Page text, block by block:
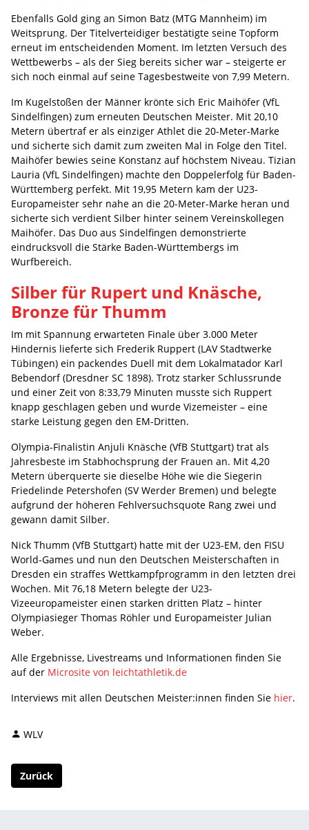
Ebenfalls Gold ging an Simon Batz (MTG Mannheim) im
Weitsprung. Der Titelverteidiger bestätigte seine Topform
erneut im entscheidenden Moment. Im letzten Versuch des
Wettbewerbs – als der Sieg bereits sicher war – steigerte er
sich noch einmal auf seine Tagesbestweite von 7,99 Metern.
Im Kugelstoßen der Männer krönte sich Eric Maihöfer (VfL
Sindelfingen) zum erneuten Deutschen Meister. Mit 20,10
Metern übertraf er als einziger Athlet die 20-Meter-Marke
und sicherte sich damit zum zweiten Mal in Folge den Titel.
Maihöfer bewies seine Konstanz auf höchstem Niveau. Tizian
Lauria (VfL Sindelfingen) machte den Doppelerfolg für Baden-
Württemberg perfekt. Mit 19,95 Metern kam der U23-
Europameister sehr nahe an die 20-Meter-Marke heran und
sicherte sich verdient Silber hinter seinem Vereinskollegen
Maihöfer. Das Duo aus Sindelfingen demonstrierte
eindrucksvoll die Stärke Baden-Württembergs im
Wurfbereich.
Silber für Rupert und Knäsche,
Bronze für Thumm
Im mit Spannung erwarteten Finale über 3.000 Meter
Hindernis lieferte sich Frederik Ruppert (LAV Stadtwerke
Tübingen) ein packendes Duell mit dem Lokalmatador Karl
Bebendorf (Dresdner SC 1898). Trotz starker Schlussrunde
und einer Zeit von 8:33,79 Minuten musste sich Ruppert
knapp geschlagen geben und wurde Vizemeister – eine
starke Leistung gegen den EM-Dritten.
Olympia-Finalistin Anjuli Knäsche (VfB Stuttgart) trat als
Jahresbeste im Stabhochsprung der Frauen an. Mit 4,20
Metern überquerte sie dieselbe Höhe wie die Siegerin
Friedelinde Petershofen (SV Werder Bremen) und belegte
aufgrund der höheren Fehlversuchsquote Rang zwei und
gewann damit Silber.
Nick Thumm (VfB Stuttgart) hatte mit der U23-EM, den FISU
World-Games und nun den Deutschen Meisterschaften in
Dresden ein straffes Wettkampfprogramm in den letzten drei
Wochen. Mit 76,18 Metern belegte der U23-
Vizeeuropameister einen starken dritten Platz – hinter
Olympiasieger Thomas Röhler und Europameister Julian
Weber.
Alle Ergebnisse, Livestreams und Informationen finden Sie
auf der Microsite von leichtathletik.de
Interviews mit allen Deutschen Meister:innen finden Sie hier.
WLV
Zurück